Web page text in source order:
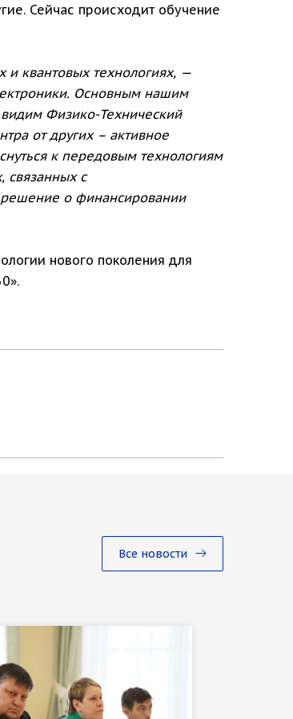
Сейчас происходит обучение
и квантовых технологиях, —
Основным нашим
Физико-Технический
от других – активное
к передовым технологиям
связанных с
о финансировании
нового поколения для
Все новости